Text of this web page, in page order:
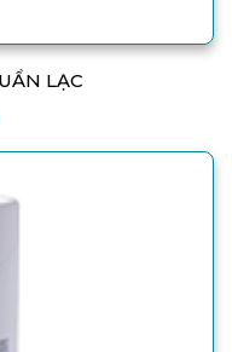
LẠC